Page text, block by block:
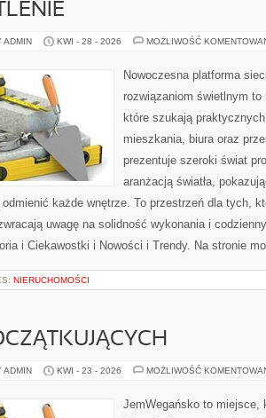
ADMIN KWI - 28 - 2026 MOŻLIWOŚĆ
Nowoczesna platforma
rozwiązaniom świetlnym
które szukają
mieszkania, biura oraz
prezentuje szeroki świat
aranżacją światła,
odmienić każde wnętrze. To przestrzeń dla tych,
uwagę na solidność wykonania i
i Ciekawostki i Nowości i Trendy. Na stronie
NIERUCHOMOŚCI
ADMIN KWI - 23 - 2026 MOŻLIWOŚĆ
JemWegańsko to miejsce,